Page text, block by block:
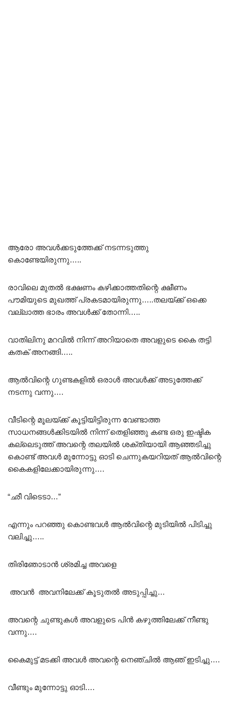
ആരോ അവൾക്കടുത്തേക്ക് നടന്നടുത്തു
കൊണ്ടേയിരുന്നു…..
രാവിലെ മുതൽ ഭക്ഷണം കഴിക്കാത്തതിന്റെ ക്ഷീണം
പൗമിയുടെ മുഖത്ത് പ്രകടമായിരുന്നു…..തലയ്ക്ക് ഒക്കെ
വല്ലാത്ത ഭാരം അവൾക്ക് തോന്നി…..
വാതിലിനു മറവിൽ നിന്ന് അറിയാതെ അവളുടെ കൈ തട്ടി
കതക് അനങ്ങി…..
ആൽവിന്റെ ഗുണ്ടകളിൽ ഒരാൾ അവൾക്ക് അടുത്തേക്ക്
നടന്നു വന്നു….
വീടിന്റെ മൂലയ്ക്ക് കൂട്ടിയിട്ടിരുന്ന വേണ്ടാത്ത
സാധനങ്ങൾക്കിടയിൽ നിന്ന് തെളിഞ്ഞു കണ്ട ഒരു ഇഷ്ടിക
കല്ലെടുത്ത് അവന്റെ തലയിൽ ശക്തിയായി ആഞ്ഞടിച്ചു
കൊണ്ട് അവൾ മുന്നോട്ടു ഓടി ചെന്നുകയറിയത് ആൽവിന്റെ
കൈകളിലേക്കായിരുന്നു….
“ഛീ വിടെടാ…”
എന്നും പറഞ്ഞു കൊണ്ടവൾ ആൽവിന്റെ മുടിയിൽ പിടിച്ചു
വലിച്ചു…..
തിരിഞോടാൻ ശ്രമിച്ച അവളെ
അവൻ അവനിലേക്ക് കൂടുതൽ അടുപ്പിച്ചു…
അവന്റെ ചുണ്ടുകൾ അവളുടെ പിൻ കഴുത്തിലേക്ക് നീണ്ടു
വന്നു….
കൈമുട്ട് മടക്കി അവൾ അവന്റെ നെഞ്ചിൽ ആഞ് ഇടിച്ചു….
വീണ്ടും മുന്നോട്ടു ഓടി….